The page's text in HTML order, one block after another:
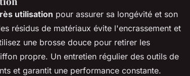
utilisation pour assurer sa longévité et son
résidus de matériaux évite l'encrassement et
une brosse douce pour retirer les
propre. Un entretien régulier des outils de
et garantit une performance constante.